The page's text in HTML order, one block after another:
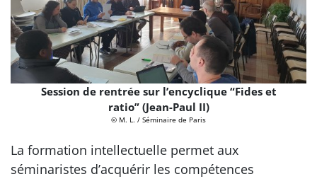
Session de rentrée sur l’encyclique “Fides et
ratio” (Jean-Paul II)
© M. L. / Séminaire de Paris
La formation intellectuelle permet aux
séminaristes d’acquérir les compétences